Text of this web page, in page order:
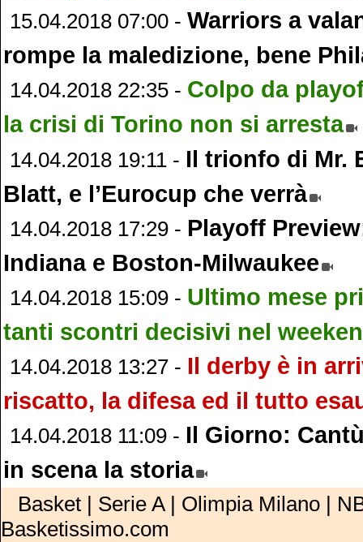
15.04.2018 07:00 - Warriors a
rompe la maledizione, bene
14.04.2018 22:35 - Colpo da
la crisi di Torino non si arresta
14.04.2018 19:11 - Il trionfo di Mr.
Blatt, e l’Eurocup che verrà
14.04.2018 17:29 - Playoff
Indiana e Boston-Milwaukee
14.04.2018 15:09 - Ultimo mese
tanti scontri decisivi nel
14.04.2018 13:27 - Il derby è in
riscatto, la difesa ed il tutto
14.04.2018 11:09 - Il Giorno:
in scena la storia
Basket | Serie A | Olimpia Milano |
Basketissimo.com